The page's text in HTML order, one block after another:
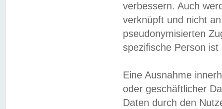
verbessern. Auch
verknüpft und nicht
pseudonymisierten
spezifische Person
Eine Ausnahme
oder geschäftlicher
Daten durch den